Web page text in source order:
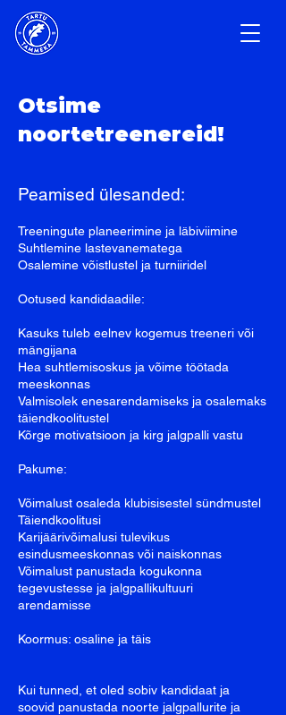
Otsime
noortetreenereid!
Peamised ülesanded:
Treeningute planeerimine ja läbiviimine
Suhtlemine lastevanematega
Osalemine võistlustel ja turniiridel
Ootused kandidaadile:
Kasuks tuleb eelnev kogemus treeneri või
mängijana
Hea suhtlemisoskus ja võime töötada
meeskonnas
Valmisolek enesarendamiseks ja osalemaks
täiendkoolitustel
Kõrge motivatsioon ja kirg jalgpalli vastu
Pakume:
Võimalust osaleda klubisisestel sündmustel
Täiendkoolitusi
Karijäärivõimalusi tulevikus
esindusmeeskonnas või naiskonnas
Võimalust panustada kogukonna
tegevustesse ja jalgpallikultuuri
arendamisse
Koormus: osaline ja täis
Kui tunned, et oled sobiv kandidaat ja
soovid panustada noorte jalgpallurite ja